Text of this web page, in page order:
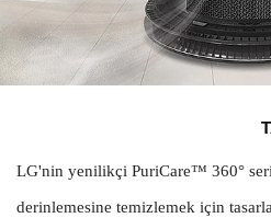
LG'nin yenilikçi PuriCare™ 360°
derinlemesine temizlemek için